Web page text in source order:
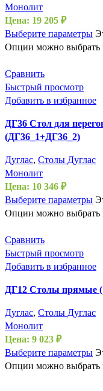
Монолит
Цена: 19 205 ₽
Выберите параметры
Опции можно выбрать
Сравнить
Быстрый просмотр
Добавить в избранное
ДГ36 Стол для
(ДГ36_1+ДГ36_2)
Дуглас, Столы Дуглас
Монолит
Цена: 10 346 ₽
Выберите параметры
Опции можно выбрать
Сравнить
Быстрый просмотр
Добавить в избранное
ДГ12 Столы прямые
Дуглас, Столы Дуглас
Монолит
Цена: 9 023 ₽
Выберите параметры
Опции можно выбрать